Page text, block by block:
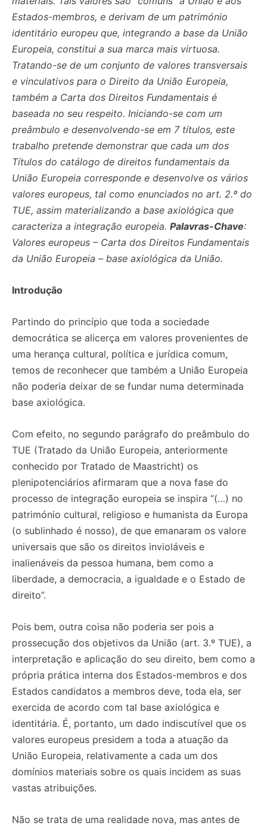
Estados-membros, e derivam de um património
identitário europeu que, integrando a base da União
Europeia, constitui a sua marca mais virtuosa.
Tratando-se de um conjunto de valores transversais
e vinculativos para o Direito da União Europeia,
também a Carta dos Direitos Fundamentais é
baseada no seu respeito. Iniciando-se com um
preâmbulo e desenvolvendo-se em 7 títulos, este
trabalho pretende demonstrar que cada um dos
Títulos do catálogo de direitos fundamentais da
União Europeia corresponde e desenvolve os vários
valores europeus, tal como enunciados no art. 2.º do
TUE, assim materializando a base axiológica que
caracteriza a integração europeia. Palavras-Chave:
Valores europeus – Carta dos Direitos Fundamentais
da União Europeia – base axiológica da União.
Introdução
Partindo do princípio que toda a sociedade
democrática se alicerça em valores provenientes de
uma herança cultural, política e jurídica comum,
temos de reconhecer que também a União Europeia
não poderia deixar de se fundar numa determinada
base axiológica.
Com efeito, no segundo parágrafo do preâmbulo do
TUE (Tratado da União Europeia, anteriormente
conhecido por Tratado de Maastricht) os
plenipotenciários afirmaram que a nova fase do
processo de integração europeia se inspira “(…) no
património cultural, religioso e humanista da Europa
(o sublinhado é nosso), de que emanaram os valore
universais que são os direitos invioláveis e
inalienáveis da pessoa humana, bem como a
liberdade, a democracia, a igualdade e o Estado de
direito”.
Pois bem, outra coisa não poderia ser pois a
prossecução dos objetivos da União (art. 3.º TUE), a
interpretação e aplicação do seu direito, bem como a
própria prática interna dos Estados-membros e dos
Estados candidatos a membros deve, toda ela, ser
exercida de acordo com tal base axiológica e
identitária. É, portanto, um dado indiscutível que os
valores europeus presidem a toda a atuação da
União Europeia, relativamente a cada um dos
domínios materiais sobre os quais incidem as suas
vastas atribuições.
Não se trata de uma realidade nova, mas antes de